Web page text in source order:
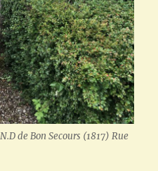
de Bon Secours (1817) Rue